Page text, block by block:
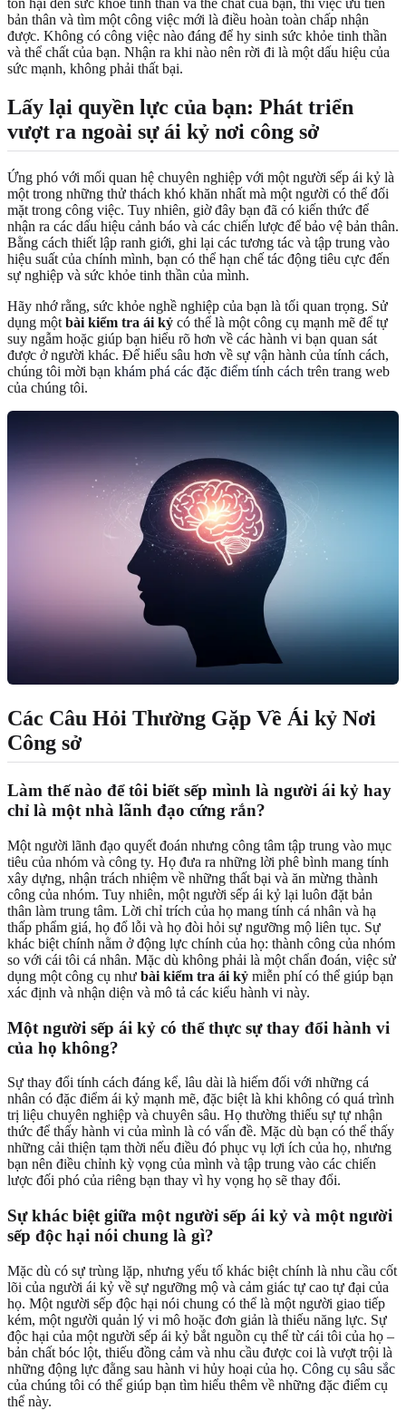
bản thân và tìm một công việc mới là điều hoàn toàn chấp nhận
được. Không có công việc nào đáng để hy sinh sức khỏe tinh thần
và thể chất của bạn. Nhận ra khi nào nên rời đi là một dấu hiệu của
sức mạnh, không phải thất bại.
Lấy lại quyền lực của bạn: Phát triển
vượt ra ngoài sự ái kỷ nơi công sở
Ứng phó với mối quan hệ chuyên nghiệp với một người sếp ái kỷ là
một trong những thử thách khó khăn nhất mà một người có thể đối
mặt trong công việc. Tuy nhiên, giờ đây bạn đã có kiến thức để
nhận ra các dấu hiệu cảnh báo và các chiến lược để bảo vệ bản thân.
Bằng cách thiết lập ranh giới, ghi lại các tương tác và tập trung vào
hiệu suất của chính mình, bạn có thể hạn chế tác động tiêu cực đến
sự nghiệp và sức khỏe tinh thần của mình.
Hãy nhớ rằng, sức khỏe nghề nghiệp của bạn là tối quan trọng. Sử
dụng một bài kiểm tra ái kỷ có thể là một công cụ mạnh mẽ để tự
suy ngẫm hoặc giúp bạn hiểu rõ hơn về các hành vi bạn quan sát
được ở người khác. Để hiểu sâu hơn về sự vận hành của tính cách,
chúng tôi mời bạn khám phá các đặc điểm tính cách trên trang web
của chúng tôi.
Các Câu Hỏi Thường Gặp Về Ái kỷ Nơi
Công sở
Làm thế nào để tôi biết sếp mình là người ái kỷ hay
chỉ là một nhà lãnh đạo cứng rắn?
Một người lãnh đạo quyết đoán nhưng công tâm tập trung vào mục
tiêu của nhóm và công ty. Họ đưa ra những lời phê bình mang tính
xây dựng, nhận trách nhiệm về những thất bại và ăn mừng thành
công của nhóm. Tuy nhiên, một người sếp ái kỷ lại luôn đặt bản
thân làm trung tâm. Lời chỉ trích của họ mang tính cá nhân và hạ
thấp phẩm giá, họ đổ lỗi và họ đòi hỏi sự ngưỡng mộ liên tục. Sự
khác biệt chính nằm ở động lực chính của họ: thành công của nhóm
so với cái tôi cá nhân. Mặc dù không phải là một chẩn đoán, việc sử
dụng một công cụ như bài kiểm tra ái kỷ miễn phí có thể giúp bạn
xác định và nhận diện và mô tả các kiểu hành vi này.
Một người sếp ái kỷ có thể thực sự thay đổi hành vi
của họ không?
Sự thay đổi tính cách đáng kể, lâu dài là hiếm đối với những cá
nhân có đặc điểm ái kỷ mạnh mẽ, đặc biệt là khi không có quá trình
trị liệu chuyên nghiệp và chuyên sâu. Họ thường thiếu sự tự nhận
thức để thấy hành vi của mình là có vấn đề. Mặc dù bạn có thể thấy
những cải thiện tạm thời nếu điều đó phục vụ lợi ích của họ, nhưng
bạn nên điều chỉnh kỳ vọng của mình và tập trung vào các chiến
lược đối phó của riêng bạn thay vì hy vọng họ sẽ thay đổi.
Sự khác biệt giữa một người sếp ái kỷ và một người
sếp độc hại nói chung là gì?
Mặc dù có sự trùng lặp, nhưng yếu tố khác biệt chính là nhu cầu cốt
lõi của người ái kỷ về sự ngưỡng mộ và cảm giác tự cao tự đại của
họ. Một người sếp độc hại nói chung có thể là một người giao tiếp
kém, một người quản lý vi mô hoặc đơn giản là thiếu năng lực. Sự
độc hại của một người sếp ái kỷ bắt nguồn cụ thể từ cái tôi của họ –
bản chất bóc lột, thiếu đồng cảm và nhu cầu được coi là vượt trội là
những động lực đằng sau hành vi hủy hoại của họ. Công cụ sâu sắc
của chúng tôi có thể giúp bạn tìm hiểu thêm về những đặc điểm cụ
thể này.